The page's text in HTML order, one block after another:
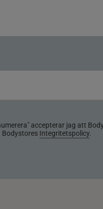
accepterar jag att
Bodystores Integritetspolicy.